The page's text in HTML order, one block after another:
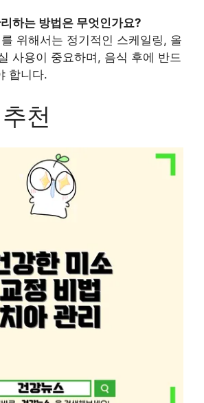
하는 방법은 무엇인가요?
위해서는 정기적인 스케일링, 올
사용이 중요하며, 음식 후에 반드
합니다.
천